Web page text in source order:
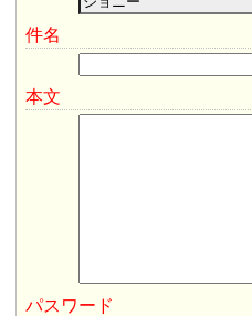
件名
本文
パスワード